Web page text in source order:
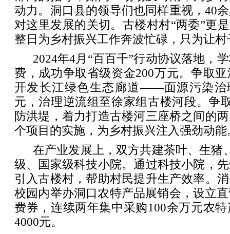
动力。洞口县的领导们也同样重视，40
对这里发展的关切。古楼村村“两委”更
整日为乡村振兴工作奔波忙碌，只为让
2024年4月“百百千”行动协议落地，
费，成功争取省级资金200万元。争取
开发长江绿色生态廊道——面源污染
元，治理逆流组至徐家组古楼河段。争
防洪堤，着力打造古楼河三座桥之间的
个项目的实施，为乡村振兴注入强劲动能
在产业发展上，双方共建茶叶、生猪
级、国家级科技小院。通过科技小院，
引入古楼村，帮助村民提升生产效率。
校园内举办洞口农特产品展销会，设立
费券，连续两年集中采购100余万元农
4000元。